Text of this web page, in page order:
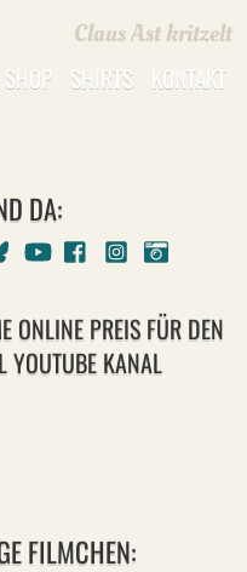
Claus Ast kritzelt
SHOP SHIRTS KONTAKT
DA:
BlueskyYoutubeFacebookInstagram
ONLINE PREIS FÜR DEN
YOUTUBE KANAL
FILMCHEN: